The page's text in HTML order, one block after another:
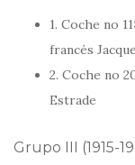
1. Coche no
francés
2. Coche no
Estrade
Grupo III (1915-